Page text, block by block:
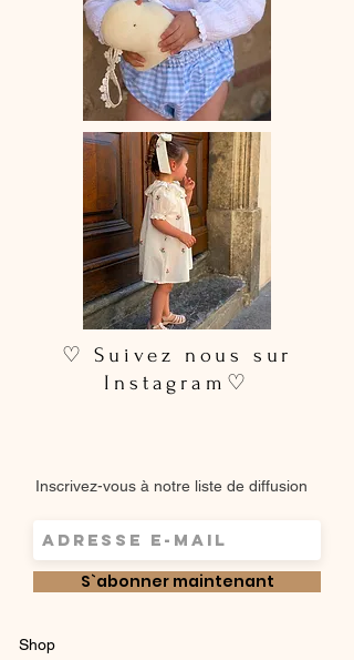
♡ Suivez nous sur
Instagram♡
Inscrivez-vous à notre liste de diffusion
S`abonner maintenant
Shop